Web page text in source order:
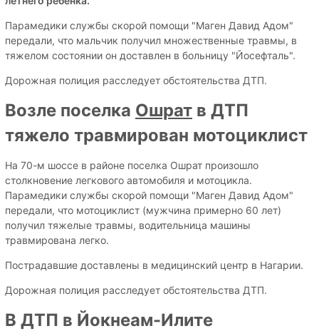
Парамедики службы скорой помощи "Маген Давид Адом"
передали, что мальчик получил множественные травмы, в
тяжелом состоянии он доставлен в больницу "Йосефталь".
Дорожная полиция расследует обстоятельства ДТП.
Возле поселка Ошрат в ДТП
тяжело травмирован мотоциклист
На 70-м шоссе в районе поселка Ошрат произошло
столкновение легкового автомобиля и мотоцикла.
Парамедики службы скорой помощи "Маген Давид Адом"
передали, что мотоциклист (мужчина примерно 60 лет)
получил тяжелые травмы, водительница машины
травмирована легко.
Пострадавшие доставлены в медицинский центр в Нагарии.
Дорожная полиция расследует обстоятельства ДТП.
В ДТП в Йокнеам-Илите